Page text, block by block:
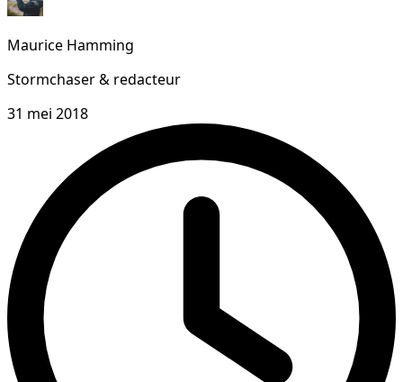
Maurice Hamming
Stormchaser & redacteur
31 mei 2018